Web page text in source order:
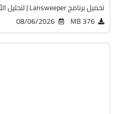
تحميل برنامج Lansweeper | لتحليل الأجهزة المتصلة بالشبكة
376 MB
08/06/2026